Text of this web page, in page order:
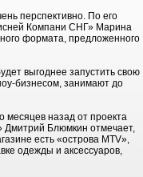
пер­спективно. По его
Компани СНГ» Марина
формата, предложенного
выгоднее запустить свою
бизнесом, занимают до
месяцев назад от проекта
Дмитрий Блюмкин отмечает,
есть «острова MTV»,
одежды и аксессуаров,